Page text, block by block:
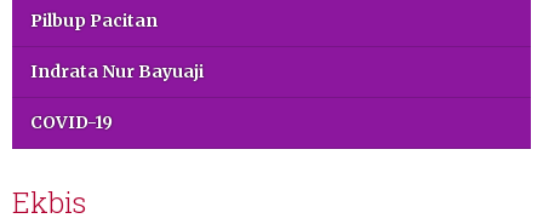
Pilbup Pacitan
Indrata Nur Bayuaji
COVID-19
Ekbis